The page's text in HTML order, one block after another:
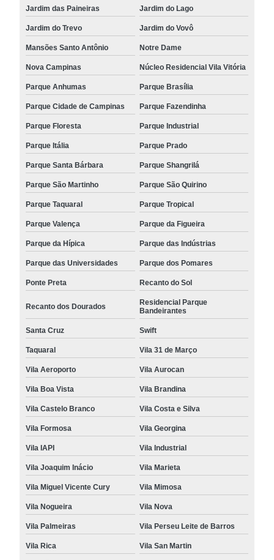
Jardim das Paineiras Jardim do Lago
Jardim do Trevo Jardim do Vovô
Mansões Santo Antônio Notre Dame
Nova Campinas Núcleo Residencial Vila Vitória
Parque Anhumas Parque Brasília
Parque Cidade de Campinas Parque Fazendinha
Parque Floresta Parque Industrial
Parque Itália Parque Prado
Parque Santa Bárbara Parque Shangrilá
Parque São Martinho Parque São Quirino
Parque Taquaral Parque Tropical
Parque Valença Parque da Figueira
Parque da Hípica Parque das Indústrias
Parque das Universidades Parque dos Pomares
Ponte Preta Recanto do Sol
Recanto dos Dourados
Residencial Parque
Bandeirantes
Santa Cruz Swift
Taquaral Vila 31 de Março
Vila Aeroporto Vila Aurocan
Vila Boa Vista Vila Brandina
Vila Castelo Branco Vila Costa e Silva
Vila Formosa Vila Georgina
Vila IAPI Vila Industrial
Vila Joaquim Inácio Vila Marieta
Vila Miguel Vicente Cury Vila Mimosa
Vila Nogueira Vila Nova
Vila Palmeiras Vila Perseu Leite de Barros
Vila Rica Vila San Martin